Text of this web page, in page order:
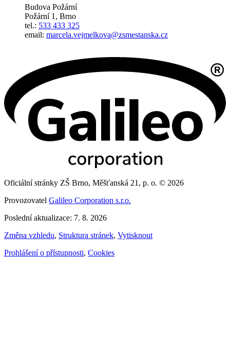
Budova Požární
Požární 1, Brno
tel.: 533 433 325
email: marcela.vejmelkova@zsmestanska.cz
Oficiální stránky ZŠ Brno, Měšťanská 21, p. o. © 2026
Provozovatel Galileo Corporation s.r.o.
Poslední aktualizace: 7. 8. 2026
Změna vzhledu, Struktura stránek, Vytisknout
Prohlášení o přístupnosti, Cookies